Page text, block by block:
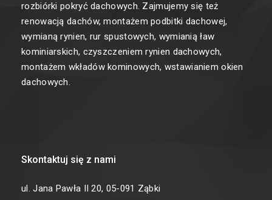
rozbiórki pokryć dachowych. Zajmujemy się też
renowacją dachów, montażem podbitki dachowej,
wymianą rynien, rur spustowych, wymianią ław
kominiarskich, czyszczeniem rynien dachowych,
montażem wkładów kominowych, wstawianiem okien
dachowych.
Skontaktuj się z nami
ul. Jana Pawła II 20, 05-091 Ząbki